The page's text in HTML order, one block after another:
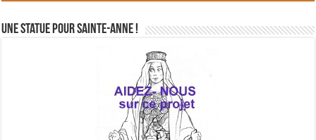
Une statue pour Sainte-Anne !